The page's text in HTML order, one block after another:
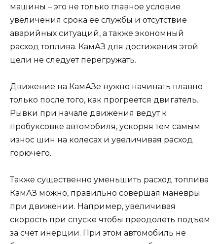
машины – это не только главное условие
увеличения срока ее службы и отсутствие
аварийных ситуаций, а также экономный
расход топлива. КамАЗ для достижения этой
цели не следует перегружать.
Движение на КамАЗе нужно начинать плавно
только после того, как прогреется двигатель.
Рывки при начале движения ведут к
пробуксовке автомобиля, ускоряя тем самым
износ шин на колесах и увеличивая расход
горючего.
Также существенно уменьшить расход топлива
КамАЗ можно, правильно совершая маневры
при движении. Например, увеличивая
скорость при спуске чтобы преодолеть подъем
за счет инерции. При этом автомобиль не